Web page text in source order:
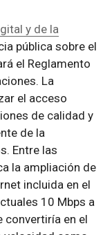
y de la
pública sobre el
el Reglamento
La
el acceso
de calidad y
de la
Entre las
la ampliación de
incluida en el
10 Mbps a
convertiría en el